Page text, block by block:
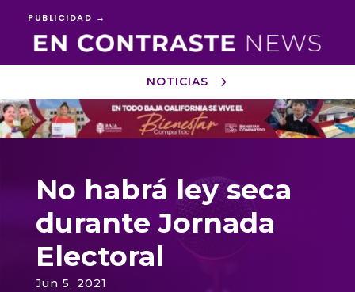
PUBLICIDAD →
NOTICIAS
Reproductor
de
vídeo
No habrá ley seca
durante Jornada
Electoral
Jun 5, 2021